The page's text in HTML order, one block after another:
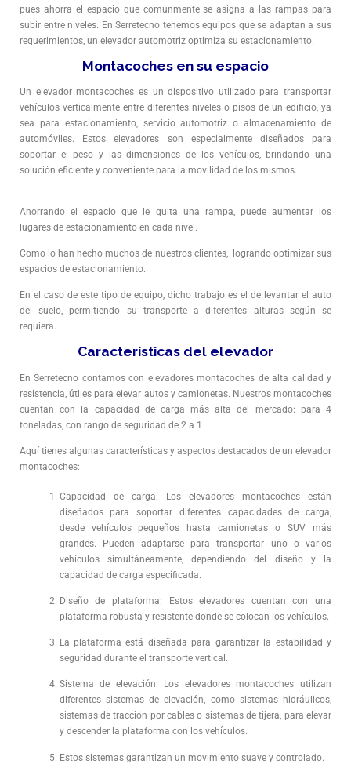
pues ahorra el espacio que comúnmente se asigna a las rampas para
subir entre niveles. En Serretecno tenemos equipos que se adaptan a sus
requerimientos, un elevador automotriz optimiza su estacionamiento.
Montacoches en su espacio
Un elevador montacoches es un dispositivo utilizado para transportar
vehículos verticalmente entre diferentes niveles o pisos de un edificio, ya
sea para estacionamiento, servicio automotriz o almacenamiento de
automóviles. Estos elevadores son especialmente diseñados para
soportar el peso y las dimensiones de los vehículos, brindando una
solución eficiente y conveniente para la movilidad de los mismos.
Ahorrando el espacio que le quita una rampa, puede aumentar los
lugares de estacionamiento en cada nivel.
Como lo han hecho muchos de nuestros clientes, logrando optimizar sus
espacios de estacionamiento.
En el caso de este tipo de equipo, dicho trabajo es el de levantar el auto
del suelo, permitiendo su transporte a diferentes alturas según se
requiera.
Características del elevador
En Serretecno contamos con elevadores montacoches de alta calidad y
resistencia, útiles para elevar autos y camionetas. Nuestros montacoches
cuentan con la capacidad de carga más alta del mercado: para 4
toneladas, con rango de seguridad de 2 a 1
Aquí tienes algunas características y aspectos destacados de un elevador
montacoches:
Capacidad de carga: Los elevadores montacoches están
diseñados para soportar diferentes capacidades de carga,
desde vehículos pequeños hasta camionetas o SUV más
grandes. Pueden adaptarse para transportar uno o varios
vehículos simultáneamente, dependiendo del diseño y la
capacidad de carga especificada.
Diseño de plataforma: Estos elevadores cuentan con una
plataforma robusta y resistente donde se colocan los vehículos.
La plataforma está diseñada para garantizar la estabilidad y
seguridad durante el transporte vertical.
Sistema de elevación: Los elevadores montacoches utilizan
diferentes sistemas de elevación, como sistemas hidráulicos,
sistemas de tracción por cables o sistemas de tijera, para elevar
y descender la plataforma con los vehículos.
Estos sistemas garantizan un movimiento suave y controlado.